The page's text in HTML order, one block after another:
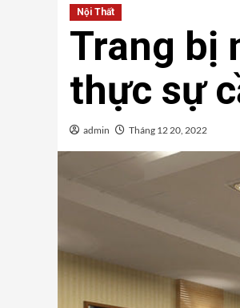
Nội Thất
Trang bị
thực sự
admin Tháng 12 20, 2022